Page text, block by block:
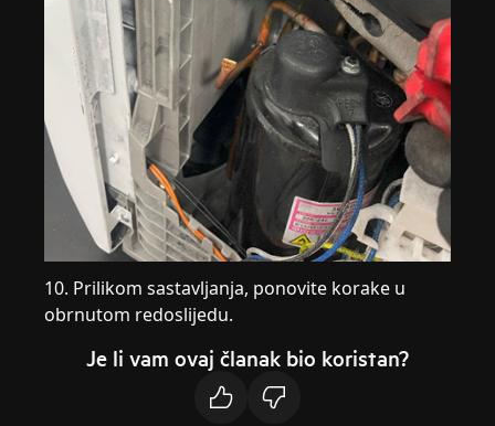
10. Prilikom sastavljanja, ponovite korake u
obrnutom redoslijedu.
Je li vam ovaj članak bio koristan?